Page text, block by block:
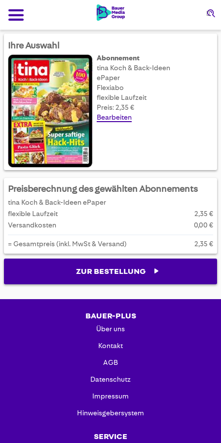
Ihre Auswahl
Abonnement
tina Koch & Back-Ideen
ePaper
Flexiabo
flexible Laufzeit
Preis: 2,35 €
Bearbeiten
Preisberechnung des gewählten Abonnements
tina Koch & Back-Ideen ePaper
flexible Laufzeit
2,35 €
Versandkosten
0,00 €
= Gesamtpreis (inkl. MwSt & Versand) 2,35 €
ZUR BESTELLUNG
BAUER-PLUS
Über uns
Kontakt
AGB
Datenschutz
Impressum
Hinweisgebersystem
SERVICE